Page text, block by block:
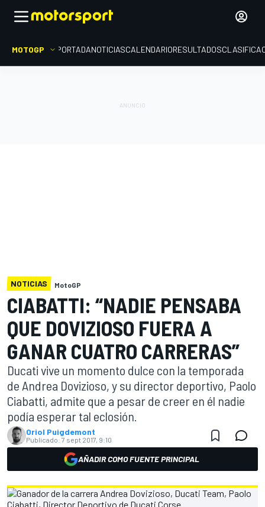
MOTOGP PORTADANOTICIASCALENDARIORESULTADOS
NOTICIAS MotoGP
CIABATTI: “NADIE PENSABA
QUE DOVIZIOSO FUERA A
GANAR CUATRO CARRERAS”
Ducati vive un momento dulce con la temporada
de Andrea Dovizioso, y su director deportivo, Paolo
Ciabatti, admite que a pesar de creer en él nadie
podía esperar tal eclosión.
Oriol Puigdemont
Publicado: 7 sept 2017, 9:10
AÑADIR COMO FUENTE PRINCIPAL